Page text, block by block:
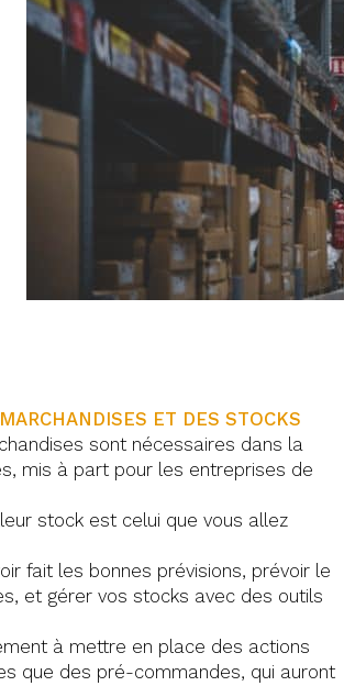
ET DES STOCKS
sont nécessaires dans la
mis à part pour les entreprises de
stock est celui que vous allez
fait les bonnes prévisions, prévoir le
et gérer vos stocks avec des outils
à mettre en place des actions
que des pré-commandes, qui auront